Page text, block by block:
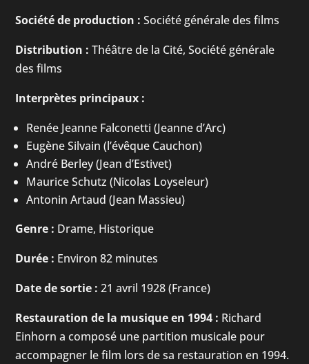
Société de production : Société générale des films
Distribution : Théâtre de la Cité, Société générale
des films
Interprètes principaux :
Renée Jeanne Falconetti (Jeanne d’Arc)
Eugène Silvain (l’évêque Cauchon)
André Berley (Jean d’Estivet)
Maurice Schutz (Nicolas Loyseleur)
Antonin Artaud (Jean Massieu)
Genre : Drame, Historique
Durée : Environ 82 minutes
Date de sortie : 21 avril 1928 (France)
Restauration de la musique en 1994 : Richard
Einhorn a composé une partition musicale pour
accompagner le film lors de sa restauration en 1994.